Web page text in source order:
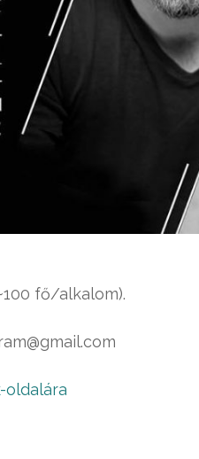
fő/alkalom).
com
oldalára